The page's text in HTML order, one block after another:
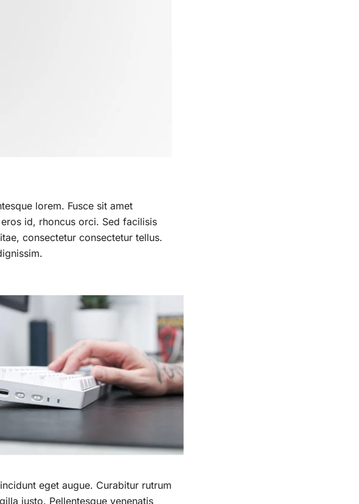
lorem. Fusce sit amet
id, rhoncus orci. Sed facilisis
consectetur consectetur tellus.
eget augue. Curabitur rutrum
justo. Pellentesque venenatis